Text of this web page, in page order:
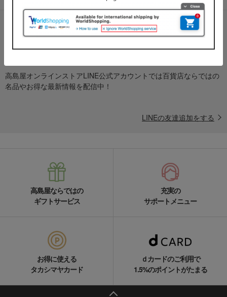
高島屋オンラインストアLINE公式アカウントでは百貨店ならではの
名品やお得な最新情報を配信中！
LINEの友達追加をする
高島屋ならではの
ギフトサービス
充実の
サポートメニュー
お得に使える
タカシマヤカード
ｄカードのご利用で
1.5%のポイントがたまる